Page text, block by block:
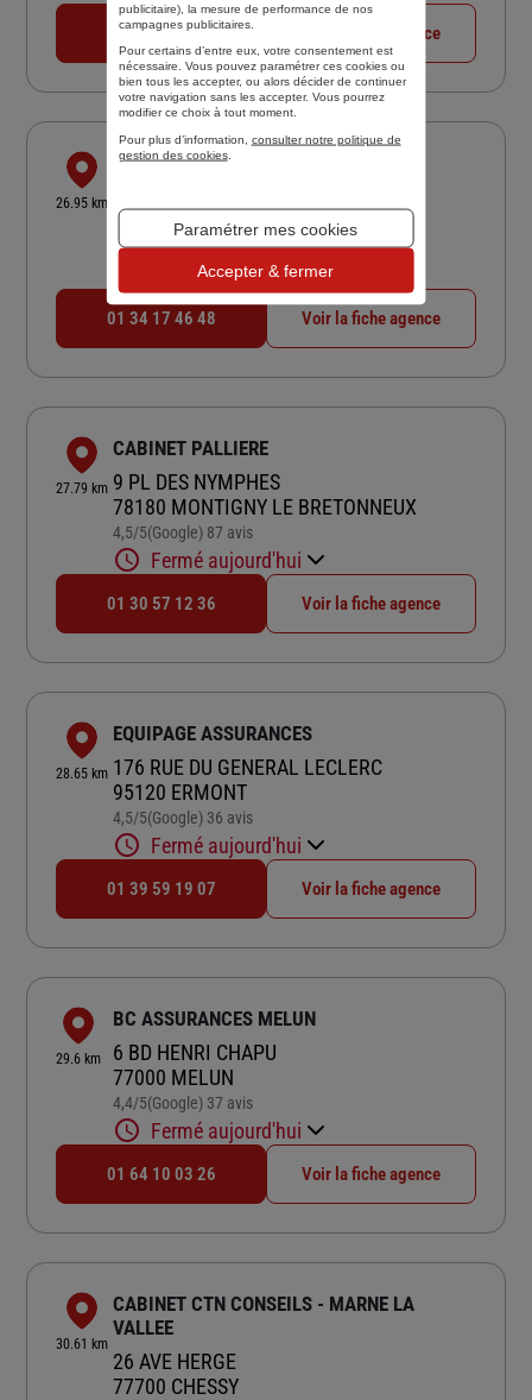
01 39 52 44 10 Voir la fiche agence
26.95 km
VAL DE FRANCE ASSURANCES
95210 ST GRATIEN
4,9/5Note de 4.9 sur 5
(Google) 129 avis
Fermé aujourd'hui
01 34 17 46 48 Voir la fiche agence
27.79 km
CABINET PALLIERE
9 PL DES NYMPHES
78180 MONTIGNY LE BRETONNEUX
4,5/5Note de 4.5 sur 5
(Google) 87 avis
Fermé aujourd'hui
01 30 57 12 36 Voir la fiche agence
28.65 km
EQUIPAGE ASSURANCES
176 RUE DU GENERAL LECLERC
95120 ERMONT
4,5/5Note de 4.5 sur 5
(Google) 36 avis
Fermé aujourd'hui
01 39 59 19 07 Voir la fiche agence
29.6 km
BC ASSURANCES MELUN
6 BD HENRI CHAPU
77000 MELUN
4,4/5Note de 4.4 sur 5
(Google) 37 avis
Fermé aujourd'hui
01 64 10 03 26 Voir la fiche agence
30.61 km
CABINET CTN CONSEILS - MARNE LA
VALLEE
26 AVE HERGE
77700 CHESSY
publicitaire), la mesure de performance de nos
campagnes publicitaires.
Pour certains d’entre eux, votre consentement est
nécessaire. Vous pouvez paramétrer ces cookies ou
bien tous les accepter, ou alors décider de continuer
votre navigation sans les accepter. Vous pourrez
modifier ce choix à tout moment.
Pour plus d’information, consulter notre politique de
gestion des cookies.
Paramétrer mes cookies
Accepter & fermer